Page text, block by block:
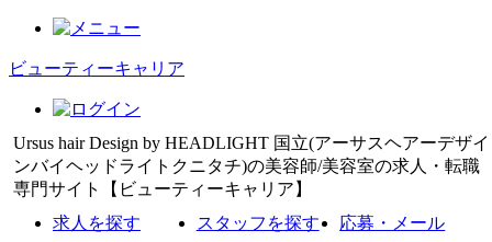
ビューティーキャリア
Ursus hair Design by HEADLIGHT 国立(アーサスヘアーデザイ
ンバイヘッドライトクニタチ)の美容師/美容室の求人・転職
専門サイト【ビューティーキャリア】
求人を探す
スタッフを探す 応募・メール